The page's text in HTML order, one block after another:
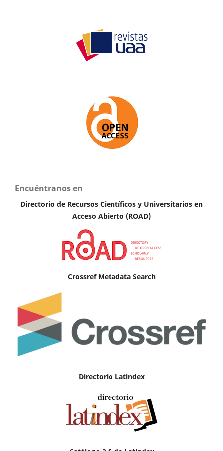
Encuéntranos en
Directorio de Recursos Científicos y Universitarios en
Acceso Abierto (ROAD)
Crossref Metadata Search
Directorio Latindex